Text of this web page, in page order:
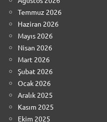
Temmuz 2026
Haziran 2026
Mayıs 2026
Nisan 2026
Mart 2026
Şubat 2026
Ocak 2026
Aralık 2025
Kasım 2025
Ekim 2025